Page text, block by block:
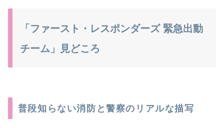
「ファースト・レスポンダーズ 緊急出動
チーム」見どころ
普段知らない消防と警察のリアルな描写